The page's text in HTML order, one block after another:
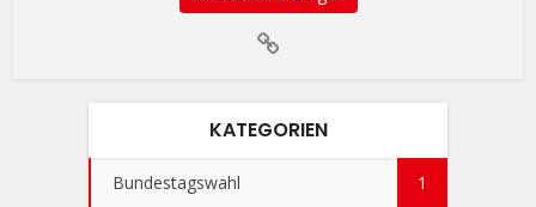
KATEGORIEN
Bundestagswahl 1